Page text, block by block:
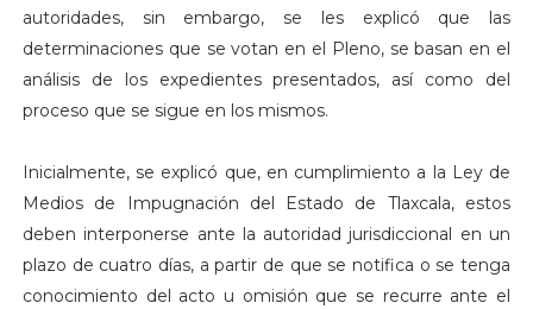
autoridades, sin embargo, se les explicó que las
determinaciones que se votan en el Pleno, se basan en el
análisis de los expedientes presentados, así como del
proceso que se sigue en los mismos.
Inicialmente, se explicó que, en cumplimiento a la Ley de
Medios de Impugnación del Estado de Tlaxcala, estos
deben interponerse ante la autoridad jurisdiccional en un
plazo de cuatro días, a partir de que se notifica o se tenga
conocimiento del acto u omisión que se recurre ante el